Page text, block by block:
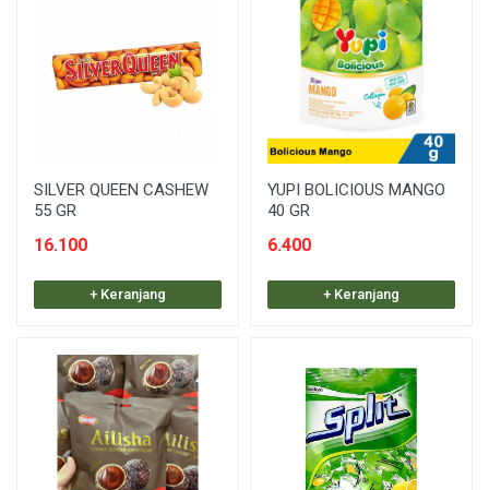
SILVER QUEEN CASHEW
55 GR
16.100
+ Keranjang
YUPI BOLICIOUS MANGO
40 GR
6.400
+ Keranjang